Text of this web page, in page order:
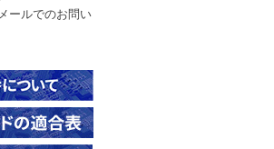
ールでのお問い